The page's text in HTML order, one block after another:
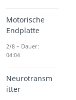
Motorische
Endplatte
2/8 – Dauer:
04:04
Neurotransm
itter